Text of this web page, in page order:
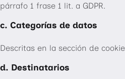
párrafo 1 frase 1 lit. a GDPR.
c. Categorías de datos
Descritas en la sección de
d. Destinatarios